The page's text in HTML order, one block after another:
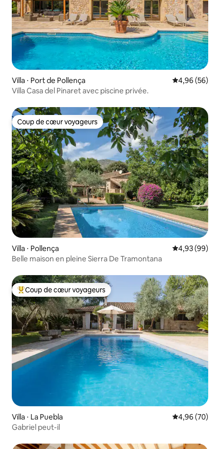
Villa ⋅ Port de Pollença Évaluation
4,96 (56)
Villa Casa del Pinaret avec piscine privée.
Coup de cœur voyageurs
Coup de cœur voyageurs
Villa ⋅ Pollença Évaluation
4,93 (99)
Belle maison en pleine Sierra De Tramontana
Coups de cœur voyageurs les plus appréciés
Coup de cœur voyageurs
Villa ⋅ La Puebla Évaluation
4,96 (70)
Gabriel peut-il